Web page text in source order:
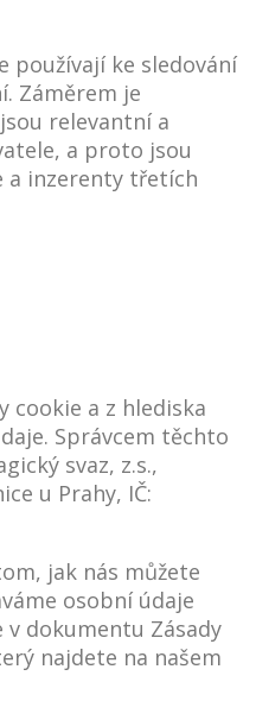
používají ke sledování
Záměrem je
relevantní a
a proto jsou
a inzerenty třetích
cookie a z hlediska
Správcem těchto
svaz, z.s.,
u Prahy, IČ:
jak nás můžete
osobní údaje
v dokumentu Zásady
najdete na našem